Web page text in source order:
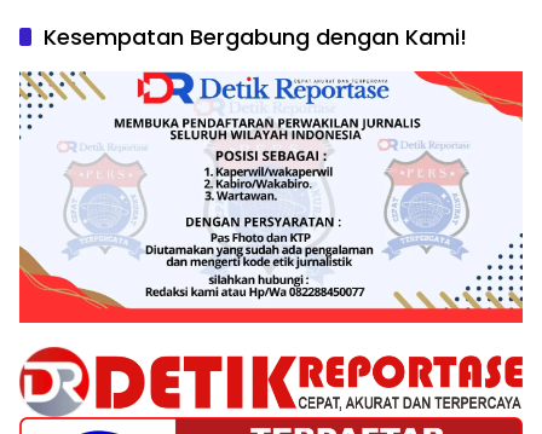
Kesempatan Bergabung dengan Kami!